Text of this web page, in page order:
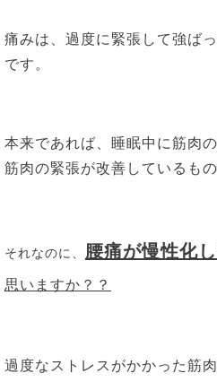
痛みは、過度に緊張して強ば
です。
本来であれば、睡眠中に筋肉
筋肉の緊張が改善しているもの
それなのに、 腰痛が慢性化
思いますか？？
過度なストレスがかかった筋